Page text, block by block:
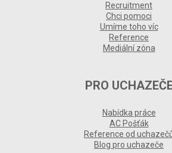
Recruitment
Chci pomoci
Umíme toho víc
Reference
Mediální zóna
PRO
Nabídka práce
AC Pošťák
Reference od
Blog pro uchazeče